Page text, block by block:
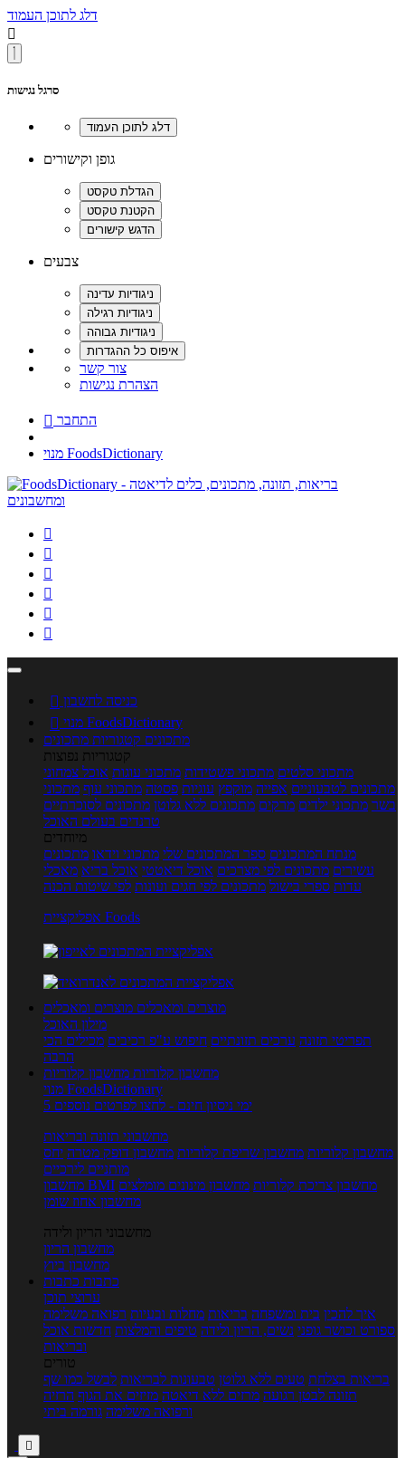
דלג לתוכן העמוד

סרגל נגישות
גופן וקישורים
צבעים
צור קשר
הצהרת נגישות
 התחבר
מנוי FoodsDictionary






 כניסה לחשבון

מנוי FoodsDictionary
מתכונים קטגוריות מתכונים
קטגוריות נפוצות
מתכוני סלטים מתכוני פשטידות מתכוני עוגות אוכל צמחוני
מתכונים לטבעוניים אפייה מוקפץ עוגיות פסטה מתכוני עוף מתכוני
בשר מתכוני ילדים מרקים מתכונים ללא גלוטן מתכונים לסוכרתיים
טרנדים בעולם האוכל
מיוחדים
מנתח המתכונים ספר המתכונים שלי מתכוני וידאו מתכונים
עשירים מתכונים לפי מצרכים אוכל דיאטטי אוכל בריא מאכלי
עדות ספרי בישול מתכונים לפי חגים ועונות לפי שיטות הכנה
אפליקציית Foods
מוצרים ומאכלים מוצרים ומאכלים
מילון האוכל
תפריטי תזונה ערכים תזונתיים חיפוש ע"פ רכיבים מכילים הכי
הרבה
מחשבון קלוריות מחשבון קלוריות
מנוי FoodsDictionary
5 ימי ניסיון חינם - לחצו לפרטים נוספים
מחשבוני תזונה ובריאות
מחשבון קלוריות מחשבון שריפת קלוריות מחשבון דופק מטרה יחס
מותניים לירכיים
מחשבון BMI
מחשבון צריכת קלוריות מחשבון מינונים מומלצים
מחשבון אחוז שומן
מחשבוני הריון ולידה
מחשבון הריון
מחשבון ביוץ
כתבות כתבות
ערוצי תוכן
איך להכין בית ומשפחה בריאות מחלות ובעיות רפואה משלימה
ספורט וכושר גופני נשים, הריון ולידה טיפים והמלצות חדשות אוכל
ובריאות
טורים
בריאות בצלחת טעים ללא גלוטן טבעונות לבריאות לבשל כמו שף
תזונה לבטן רגועה מרזים ללא דיאטה מזיזים את הגוף הרזיה
ורפואה משלימה גורמה ביתי
